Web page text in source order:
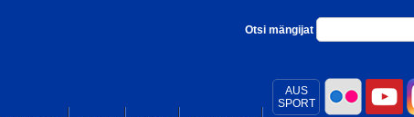
AUS
SPORT
Otsi mängijat